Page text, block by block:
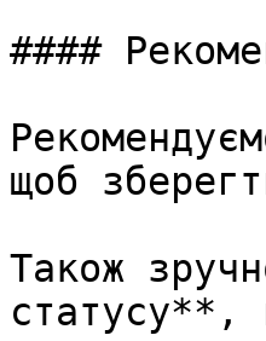
####
щоб
Також
статусу**,